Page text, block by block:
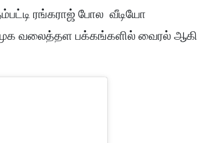
ரங்கராஜ் போல வீடியோ
வலைத்தள பக்கங்களில் வைரல் ஆகி